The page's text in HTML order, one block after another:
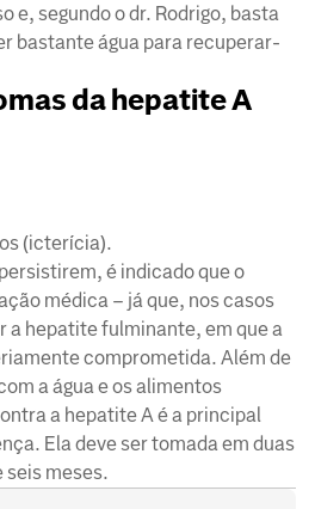
e, segundo o dr. Rodrigo, basta
bastante água para recuperar-
da hepatite A
(icterícia).
é indicado que o
médica – já que, nos casos
a hepatite fulminante, em que a
comprometida. Além de
a água e os alimentos
a hepatite A é a principal
Ela deve ser tomada em duas
seis meses.